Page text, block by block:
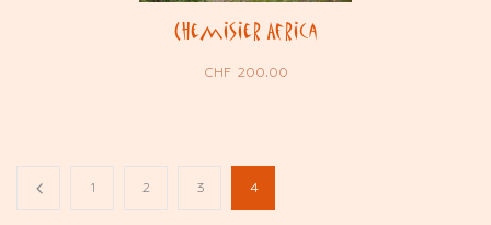
Chemisier Africa
CHF200.00
1 2 3 4